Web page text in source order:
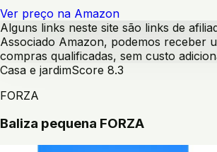
Ver preço na Amazon
Alguns links neste site são links de
Associado Amazon, podemos receber
compras qualificadas, sem custo
Casa e jardimScore 8.3
FORZA
Baliza pequena FORZA